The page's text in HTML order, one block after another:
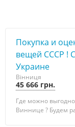
Покупка и
вещей СССР !
Украине
Вінниця
45 666 грн.
Где можно
Виннице ? Будем